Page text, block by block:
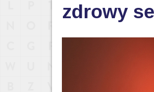
zdrowy